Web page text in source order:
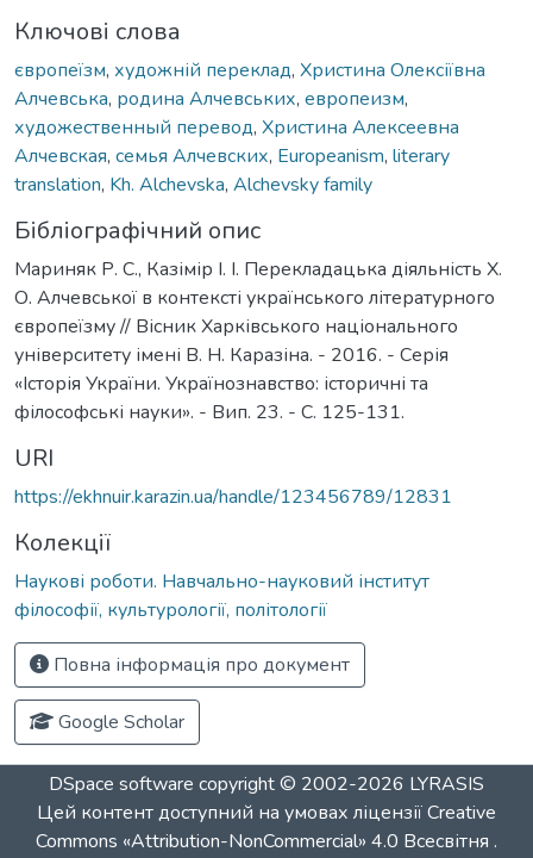
Ключові слова
європеїзм, художній переклад, Христина Олексіївна
Алчевська, родина Алчевських, европеизм,
художественный перевод, Христина Алексеевна
Алчевская, семья Алчевских, Europeanism, literary
translation, Kh. Alchevska, Alchevsky family
Бібліографічний опис
Мариняк Р. С., Казімір І. І. Перекладацька діяльність Х.
О. Алчевської в контексті українського літературного
європеїзму // Вісник Харківського національного
університету імені В. Н. Каразіна. - 2016. - Серія
«Історія України. Українознавство: історичні та
філософські науки». - Вип. 23. - С. 125-131.
URI
https://ekhnuir.karazin.ua/handle/123456789/12831
Колекції
Наукові роботи. Навчально-науковий інститут
філософії, культурології, політології
Повна інформація про документ
Google Scholar
DSpace software copyright © 2002-2026 LYRASIS
Цей контент доступний на умовах ліцензіїCreative
Commons «Attribution-NonCommercial» 4.0 Всесвітня .